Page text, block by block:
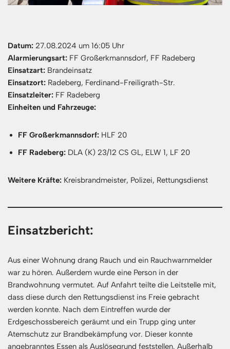
Datum: 27.08.2024 um 16:05 Uhr
Alarmierungsart: FF Großerkmannsdorf, FF Radeberg
Einsatzart: Brandeinsatz
Einsatzort: Radeberg, Ferdinand-Freiligrath-Str.
Einsatzleiter: FF Radeberg
Einheiten und Fahrzeuge:
FF Großerkmannsdorf: HLF 20
FF Radeberg: DLA (K) 23/12 CS GL, ELW 1, LF 20
Weitere Kräfte: Kreisbrandmeister, Polizei, Rettungsdienst
Einsatzbericht:
Aus einer Wohnung drang Rauch und ein Rauchwarnmelder
war zu hören. Außerdem wurde eine Person in der
Brandwohnung vermutet. Auf Anfahrt teilte die Leitstelle mit,
dass diese durch den Rettungsdienst ins Freie gebracht
werden konnte. Nach dem Eintreffen wurde der
Erdgeschossbereich geräumt und ein Trupp ging unter
Atemschutz zur Brandbekämpfung vor. Dieser konnte
angebranntes Essen als Auslösegrund feststellen. Außerhalb